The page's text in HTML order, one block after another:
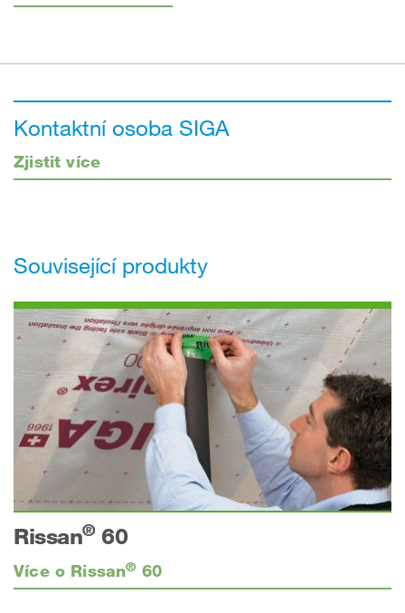
Kontaktní osoba SIGA
Zjistit více
Související produkty
Rissan®60
Více o Rissan® 60